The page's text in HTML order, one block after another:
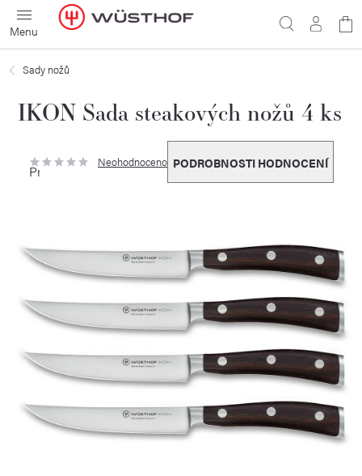
Přejít
na
obsah
Sady nožů
IKON Sada steakových nožů 4 ks
Průměrné
hodnocení
Neohodnoceno PODROBNOSTI HODNOCENÍ